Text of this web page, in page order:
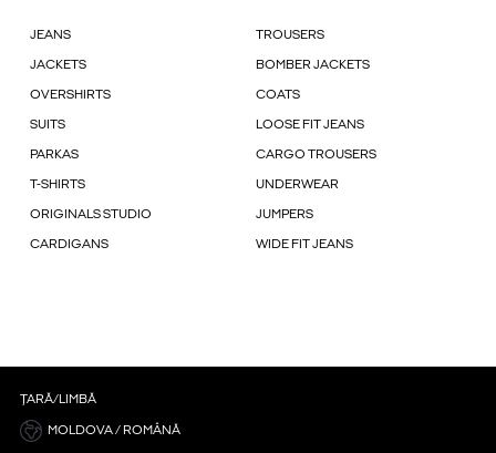
JEANS TROUSERS
JACKETS BOMBER JACKETS
OVERSHIRTS COATS
SUITS LOOSE FIT JEANS
PARKAS CARGO TROUSERS
T-SHIRTS UNDERWEAR
ORIGINALS STUDIO JUMPERS
CARDIGANS WIDE FIT JEANS
ȚARĂ/LIMBĂ
MOLDOVA / ROMÂNĂ